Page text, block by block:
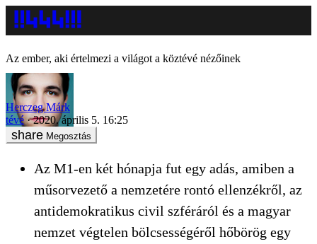
Az ember, aki értelmezi a világot a köztévé nézőinek
Herczeg Márk
tévé
2020. április 5. 16:25
Megosztás
Az M1-en két hónapja fut egy adás, amiben a
műsorvezető a nemzetére rontó ellenzékről, az
antidemokratikus civil szféráról és a magyar
nemzet végtelen bölcsességéről hőbörög egy